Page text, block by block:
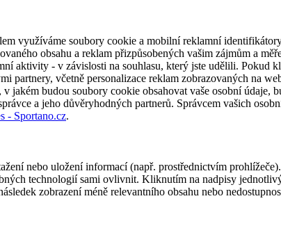
využíváme soubory cookie a mobilní reklamní
obsahu a reklam přizpůsobených vašim zájmům a
aktivity - v závislosti na souhlasu, který jste udělili. Pokud
včetně personalizace reklam zobrazovaných na
jakém budou soubory cookie obsahovat vaše osobní
a jeho důvěryhodných partnerů. Správcem vašich
- Sportano.cz.
nebo uložení informací (např. prostřednictvím
technologií sami ovlivnit. Kliknutím na nadpisy
zobrazení méně relevantního obsahu nebo